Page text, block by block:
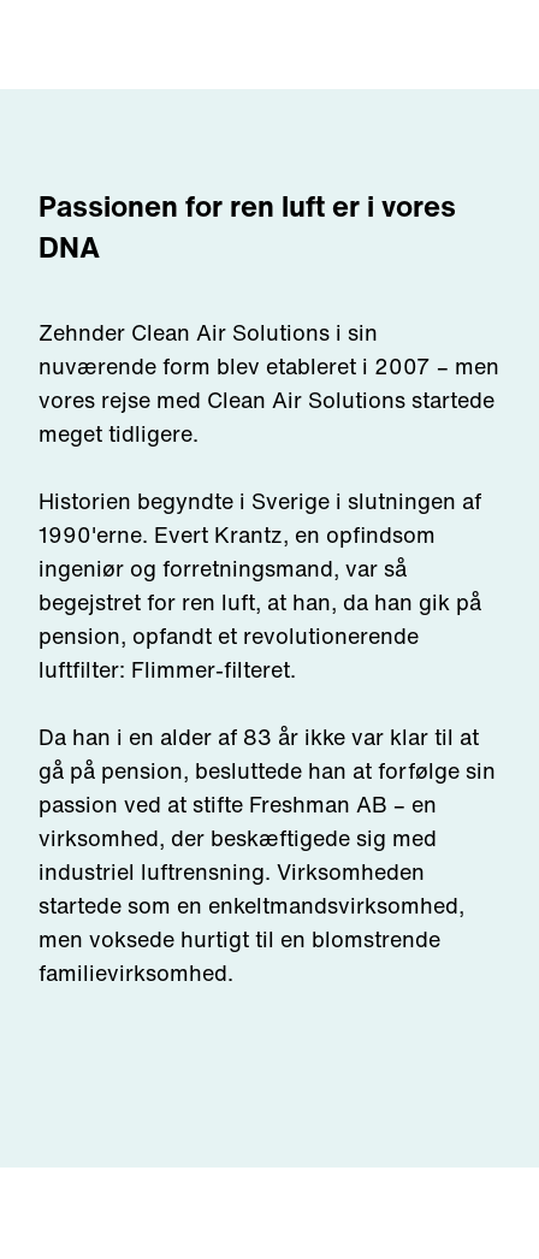
Passionen for ren luft er i vores
DNA
Zehnder Clean Air Solutions i sin
nuværende form blev etableret i 2007 – men
vores rejse med Clean Air Solutions startede
meget tidligere.
Historien begyndte i Sverige i slutningen af
1990'erne. Evert Krantz, en opfindsom
ingeniør og forretningsmand, var så
begejstret for ren luft, at han, da han gik på
pension, opfandt et revolutionerende
luftfilter: Flimmer-filteret.
Da han i en alder af 83 år ikkevar klar til at
gå på pension, besluttede han at forfølge sin
passion ved at stifte Freshman AB – en
virksomhed, der beskæftigedesig med
industriel luftrensning. Virksomheden
startede som en enkeltmandsvirksomhed,
men voksede hurtigttil en blomstrende
familievirksomhed.